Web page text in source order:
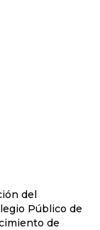
del
Público de
de